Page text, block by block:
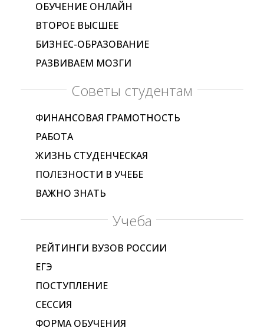
ОБУЧЕНИЕ ОНЛАЙН
ВТОРОЕ ВЫСШЕЕ
БИЗНЕС-ОБРАЗОВАНИЕ
РАЗВИВАЕМ МОЗГИ
Советы студентам
ФИНАНСОВАЯ ГРАМОТНОСТЬ
РАБОТА
ЖИЗНЬ СТУДЕНЧЕСКАЯ
ПОЛЕЗНОСТИ В УЧЕБЕ
ВАЖНО ЗНАТЬ
Учеба
РЕЙТИНГИ ВУЗОВ РОССИИ
ЕГЭ
ПОСТУПЛЕНИЕ
СЕССИЯ
ФОРМА ОБУЧЕНИЯ